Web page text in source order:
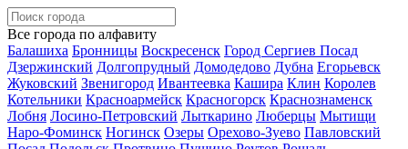
Все города по алфавиту
Балашиха Бронницы Воскресенск Город Сергиев Посад
Дзержинский Долгопрудный Домодедово Дубна Егорьевск
Жуковский Звенигород Ивантеевка Кашира Клин Королев
Котельники Красноармейск Красногорск Краснознаменск
Лобня Лосино-Петровский Лыткарино Люберцы Мытищи
Наро-Фоминск Ногинск Озеры Орехово-Зуево Павловский